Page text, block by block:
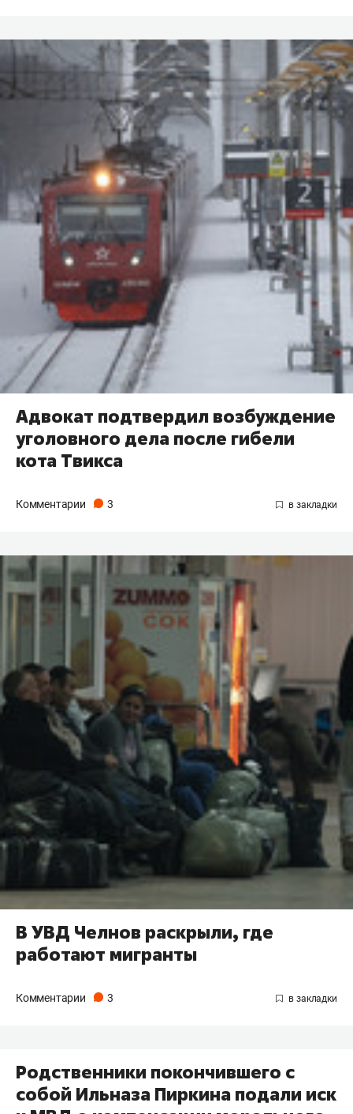
Адвокат подтвердил возбуждение
уголовного дела после гибели
кота Твикса
Комментарии 3
В УВД Челнов раскрыли, где
работают мигранты
Комментарии 3
Родственники покончившего с
собой Ильназа Пиркина подали иск